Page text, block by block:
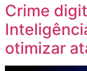
Crime
otimizar